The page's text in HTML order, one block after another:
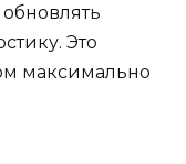
Это
максимально